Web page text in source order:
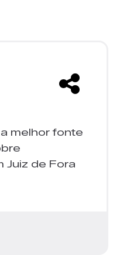
melhor fonte
Juiz de Fora